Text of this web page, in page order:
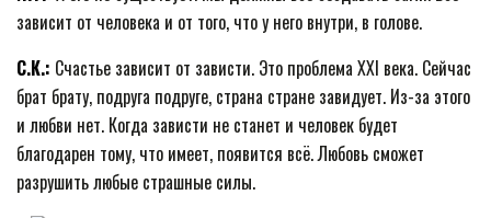
зависит от человека и от того, что у него внутри, в голове.
С.К.: Счастье зависит от зависти. Это проблема XXI века. Сейчас
брат брату, подруга подруге, страна стране завидует. Из-за этого
и любви нет. Когда зависти не станет и человек будет
благодарен тому, что имеет, появится всё. Любовь сможет
разрушить любые страшные силы.